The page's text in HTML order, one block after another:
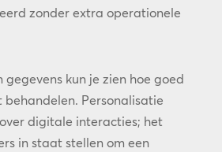
zonder extra operationele
kun je zien hoe goed
behandelen. Personalisatie
digitale interacties; het
in staat stellen om een